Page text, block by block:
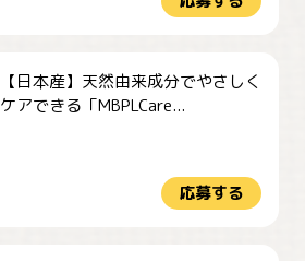
【日本産】天然由来成分でやさしく
ケアできる「MBPLCare...
応募する